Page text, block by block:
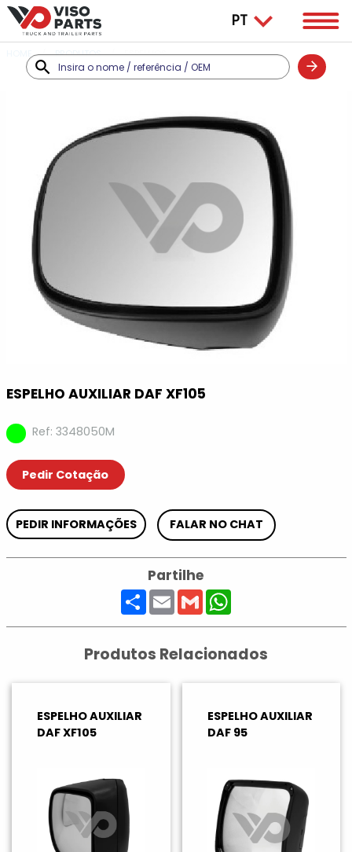
PRODUTOS ESPELHOS
ESPELHO AUXILIAR DAF XF105
Ref: 3348050M
Pedir Cotação
PEDIR INFORMAÇÕES FALAR NO CHAT
Partilhe
ShareEmailGmail
Produtos Relacionados
ESPELHO AUXILIAR
DAF XF105
ESPELHO AUXILIAR
DAF 95